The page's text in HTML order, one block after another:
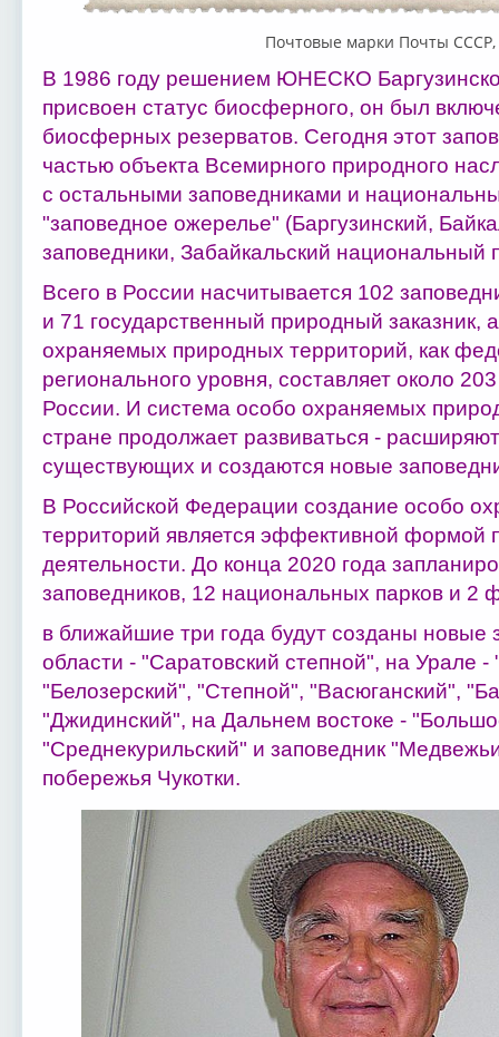
Почтовые марки Почты СССР,
В 1986 году решением ЮНЕСКО
присвоен статус биосферного, он был
биосферных резерватов. Сегодня этот
частью объекта Всемирного природного
с остальными заповедниками и
"заповедное ожерелье" (Баргузинский,
заповедники, Забайкальский национальный
Всего в России насчитывается 102
и 71 государственный природный
охраняемых природных территорий, как
регионального уровня, составляет около
России. И система особо охраняемых
стране продолжает развиваться -
существующих и создаются новые
В Российской Федерации создание особо
территорий является эффективной формой
деятельности. До конца 2020 года
заповедников, 12 национальных парков и 2
в ближайшие три года будут созданы новые
области - "Саратовский степной", на Урале
"Белозерский", "Степной", "Васюганский",
"Джидинский", на Дальнем востоке -
"Среднекурильский" и заповедник
побережья Чукотки.